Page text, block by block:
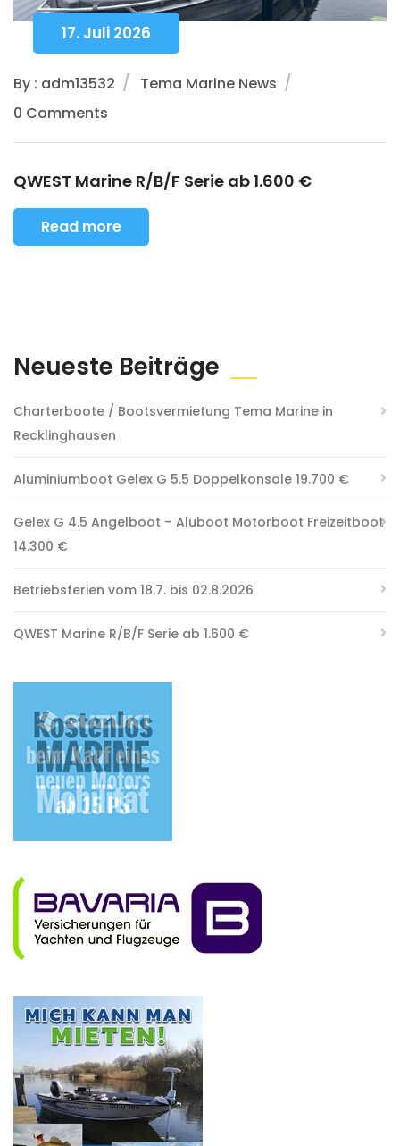
17. Juli 2026
By : adm13532
Tema Marine News
0 Comments
QWEST Marine R/B/F Serie ab 1.600 €
Read more
Neueste Beiträge
Charterboote / Bootsvermietung Tema Marine in
Recklinghausen
Aluminiumboot Gelex G 5.5 Doppelkonsole 19.700 €
Gelex G 4.5 Angelboot – Aluboot Motorboot Freizeitboot
14.300 €
Betriebsferien vom 18.7. bis 02.8.2026
QWEST Marine R/B/F Serie ab 1.600 €